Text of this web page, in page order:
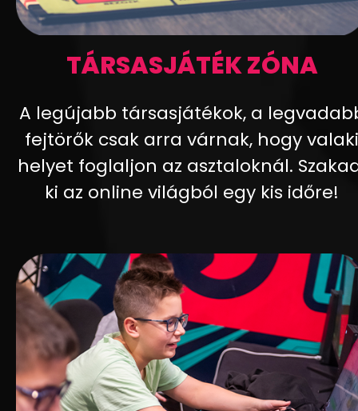
TÁRSASJÁTÉK ZÓNA
A legújabb társasjátékok, a
fejtörők csak arra várnak, hogy valaki
helyet foglaljon az asztaloknál.
ki az online világból egy kis időre!